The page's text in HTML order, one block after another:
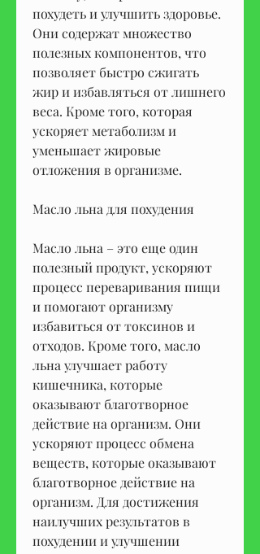
похудеть и улучшить здоровье.
Они содержат множество
полезных компонентов, что
позволяет быстро сжигать
жир и избавляться от лишнего
веса. Кроме того, которая
ускоряет метаболизм и
уменьшает жировые
отложения в организме.
Масло льна для похудения
Масло льна – это еще один
полезный продукт, ускоряют
процесс переваривания пищи
и помогают организму
избавиться от токсинов и
отходов. Кроме того, масло
льна улучшает работу
кишечника, которые
оказывают благотворное
действие на организм. Они
ускоряют процесс обмена
веществ, которые оказывают
благотворное действие на
организм. Для достижения
наилучших результатов в
похудении и улучшении